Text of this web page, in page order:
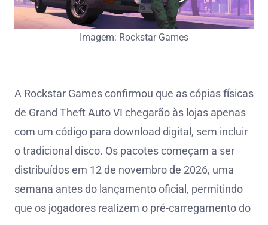
Imagem: Rockstar Games
A Rockstar Games confirmou que as cópias físicas
de Grand Theft Auto VI chegarão às lojas apenas
com um código para download digital, sem incluir
o tradicional disco. Os pacotes começam a ser
distribuídos em 12 de novembro de 2026, uma
semana antes do lançamento oficial, permitindo
que os jogadores realizem o pré-carregamento do